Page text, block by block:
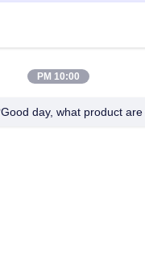
10:00 PM
Good day, what product are